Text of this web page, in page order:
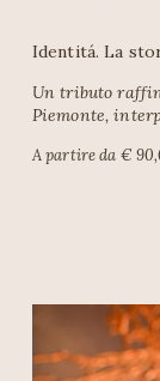
Identitá. La
Un tributo
Piemonte,
A partire da €